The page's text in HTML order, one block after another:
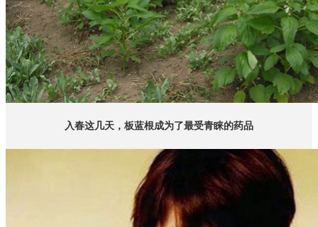
入春这几天，板蓝根成为了最受青睐的药品